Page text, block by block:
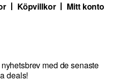
Köpvillkor Mitt konto
med de senaste
deals!